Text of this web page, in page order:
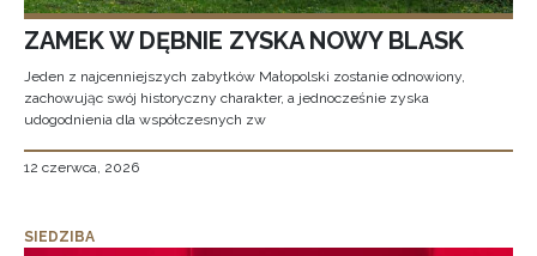
ZAMEK W DĘBNIE ZYSKA NOWY BLASK
Jeden z najcenniejszych zabytków Małopolski zostanie odnowiony,
zachowując swój historyczny charakter, a jednocześnie zyska
udogodnienia dla współczesnych zw
12 czerwca, 2026
SIEDZIBA